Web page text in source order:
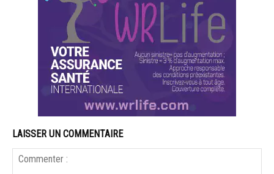
LAISSER UN COMMENTAIRE